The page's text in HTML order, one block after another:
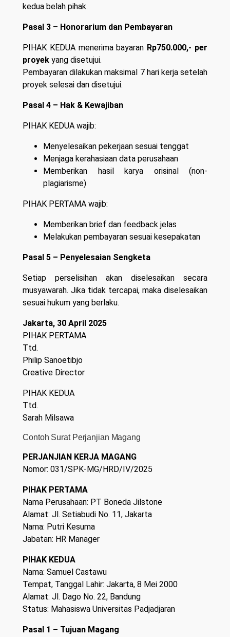
kedua belah pihak.
Pasal 3 – Honorarium dan Pembayaran
PIHAK KEDUA menerima bayaran Rp750.000,- per
proyek yang disetujui.
Pembayaran dilakukan maksimal 7 hari kerja setelah
proyek selesai dan disetujui.
Pasal 4 – Hak & Kewajiban
PIHAK KEDUA wajib:
Menyelesaikan pekerjaan sesuai tenggat
Menjaga kerahasiaan data perusahaan
Memberikan hasil karya orisinal (non-
plagiarisme)
PIHAK PERTAMA wajib:
Memberikan brief dan feedback jelas
Melakukan pembayaran sesuai kesepakatan
Pasal 5 – Penyelesaian Sengketa
Setiap perselisihan akan diselesaikan secara
musyawarah. Jika tidak tercapai, maka diselesaikan
sesuai hukum yang berlaku.
Jakarta, 30 April 2025
PIHAK PERTAMA
Ttd.
Philip Sanoetibjo
Creative Director
PIHAK KEDUA
Ttd.
Sarah Milsawa
Contoh Surat Perjanjian Magang
PERJANJIAN KERJA MAGANG
Nomor: 031/SPK-MG/HRD/IV/2025
PIHAK PERTAMA
Nama Perusahaan: PT Boneda Jilstone
Alamat: Jl. Setiabudi No. 11, Jakarta
Nama: Putri Kesuma
Jabatan: HR Manager
PIHAK KEDUA
Nama: Samuel Castawu
Tempat, Tanggal Lahir: Jakarta, 8 Mei 2000
Alamat: Jl. Dago No. 22, Bandung
Status: Mahasiswa Universitas Padjadjaran
Pasal 1 – Tujuan Magang